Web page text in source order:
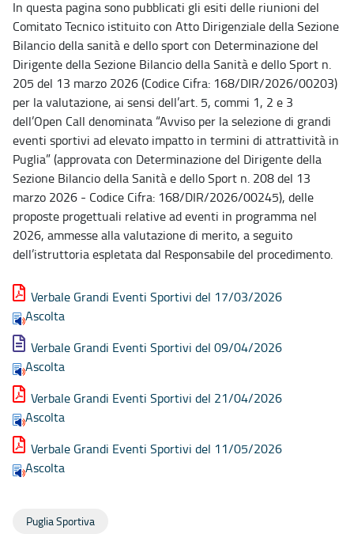
In questa pagina sono pubblicati gli esiti delle riunioni del
Comitato Tecnico istituito con Atto Dirigenziale della Sezione
Bilancio della sanità e dello sport con Determinazione del
Dirigente della Sezione Bilancio della Sanità e dello Sport n.
205 del 13 marzo 2026 (Codice Cifra: 168/DIR/2026/00203)
per la valutazione, ai sensi dell’art. 5, commi 1, 2 e 3
dell’Open Call denominata “Avviso per la selezione di grandi
eventi sportivi ad elevato impatto in termini di attrattività in
Puglia” (approvata con Determinazione del Dirigente della
Sezione Bilancio della Sanità e dello Sport n. 208 del 13
marzo 2026 - Codice Cifra: 168/DIR/2026/00245), delle
proposte progettuali relative ad eventi in programma nel
2026, ammesse alla valutazione di merito, a seguito
dell’istruttoria espletata dal Responsabile del procedimento.
Verbale Grandi Eventi Sportivi del 17/03/2026
Ascolta
Verbale Grandi Eventi Sportivi del 09/04/2026
Ascolta
Verbale Grandi Eventi Sportivi del 21/04/2026
Ascolta
Verbale Grandi Eventi Sportivi del 11/05/2026
Ascolta
Puglia Sportiva